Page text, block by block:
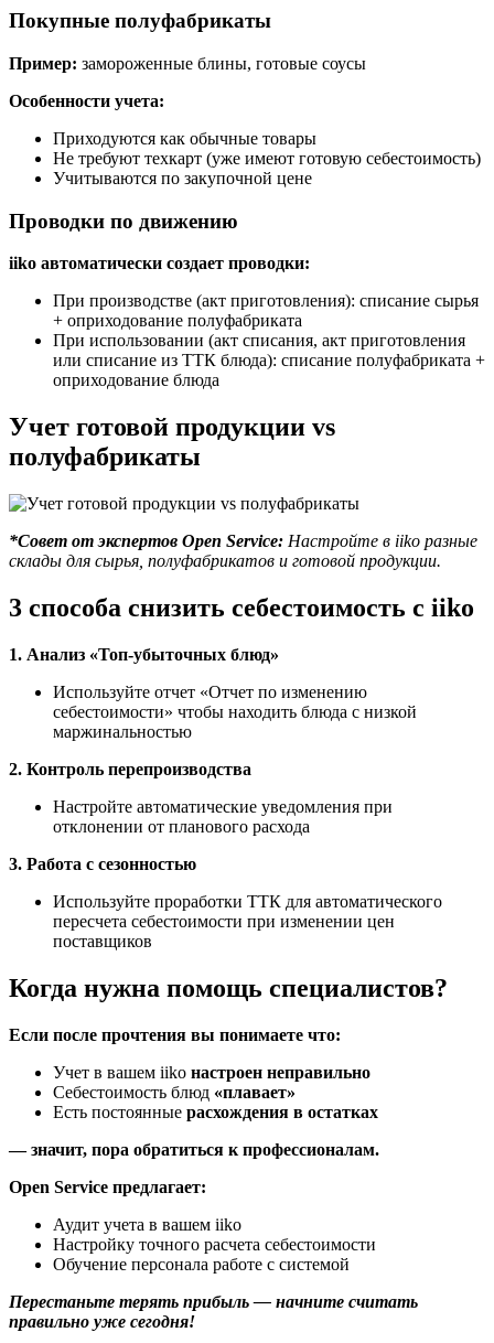
Покупные полуфабрикаты
Пример: замороженные блины, готовые соусы
Особенности учета:
Приходуются как обычные товары
Не требуют техкарт (уже имеют готовую себестоимость)
Учитываются по закупочной цене
Проводки по движению
iiko автоматически создает проводки:
При производстве (акт приготовления): списание сырья
+ оприходование полуфабриката
При использовании (акт списания, акт приготовления
или списание из ТТК блюда): списание полуфабриката +
оприходование блюда
Учет готовой продукции vs
полуфабрикаты
*Совет от экспертов Open Service: Настройте в iiko разные
склады для сырья, полуфабрикатов и готовой продукции.
3 способа снизить себестоимость с iiko
1. Анализ «Топ-убыточных блюд»
Используйте отчет «Отчет по изменению
себестоимости» чтобы находить блюда с низкой
маржинальностью
2. Контроль перепроизводства
Настройте автоматические уведомления при
отклонении от планового расхода
3. Работа с сезонностью
Используйте проработки ТТК для автоматического
пересчета себестоимости при изменении цен
поставщиков
Когда нужна помощь специалистов?
Если после прочтения вы понимаете что:
Учет в вашем iiko настроен неправильно
Себестоимость блюд «плавает»
Есть постоянные расхождения в остатках
— значит, пора обратиться к профессионалам.
Open Service предлагает:
Аудит учета в вашем iiko
Настройку точного расчета себестоимости
Обучение персонала работе с системой
Перестаньте терять прибыль — начните считать
правильно уже сегодня!